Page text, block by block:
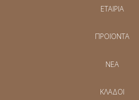
ΕΤΑΙΡΙΑ
ΠΡΟΪΟΝΤΑ
NEA
ΚΛΑΔΟΙ